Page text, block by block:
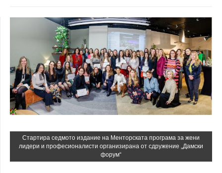
Стартира седмото издание на Менторската програма за жени
лидери и професионалисти организирана от сдружение „Дамски
форум“